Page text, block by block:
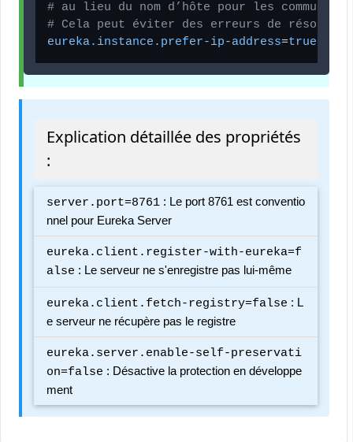
# au lieu du nom d’hôte pour les
# Cela peut éviter des erreurs de
eureka.instance.prefer-ip-address=true
Explication détaillée des propriétés
:
server.port=8761 : Le port 8761 est conventio
nnel pour Eureka Server
eureka.client.register-with-eureka=f
alse : Le serveur ne s'enregistre pas lui-même
eureka.client.fetch-registry=false : L
e serveur ne récupère pas le registre
eureka.server.enable-self-preservati
on=false : Désactive la protection en développe
ment